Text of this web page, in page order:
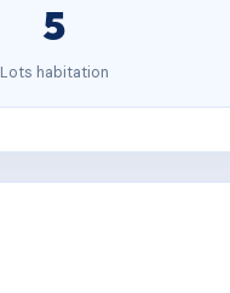
5
Lots habitation